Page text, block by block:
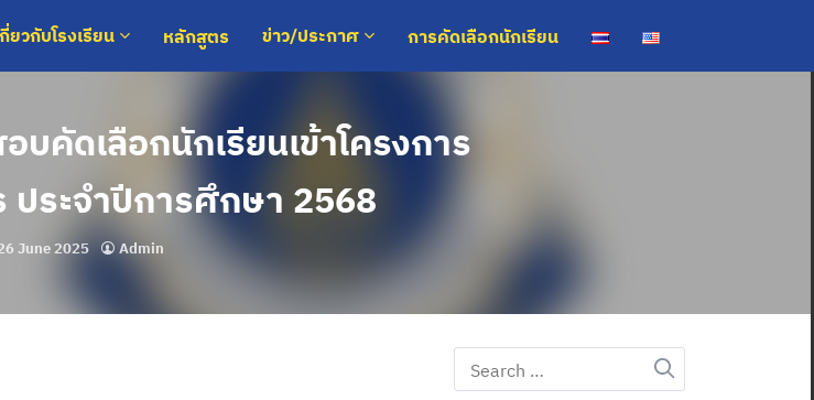
กี่ยวกับโรงเรียน หลักสูตร ข่าว/ประกาศ การคัดเลือกนักเรียน
คัดเลือกนักเรียนเข้าโครงการ
ประจำปีการศึกษา 2568
June 2025 Admin
Search
for: